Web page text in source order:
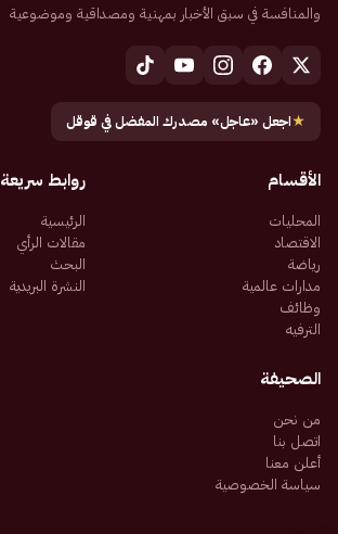
والمنافسة في سبق الأخبار بمهنية ومصداقية وموضوعية
★اجعل «عاجل» مصدرك المفضل في قوقل
الأقسام
المحليات
الاقتصاد
رياضة
مدارات عالمية
وظائف
الترفيه
روابط سريعة
الرئيسية
مقالات الرأي
البحث
النشرة البريدية
الصحيفة
من نحن
اتصل بنا
أعلن معنا
سياسة الخصوصية